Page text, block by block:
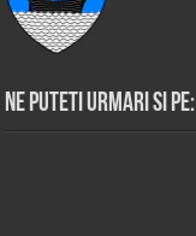
Ne puteti urmari si pe: